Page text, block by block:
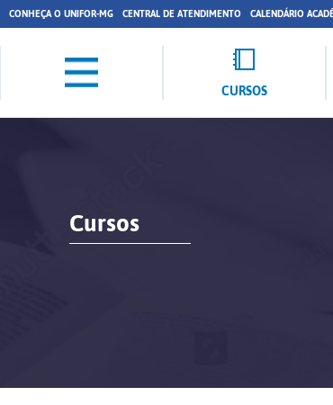
CONHEÇA O UNIFOR-MG CENTRAL DE ATENDIMENTO CALENDÁRIO
CURSOS
Cursos